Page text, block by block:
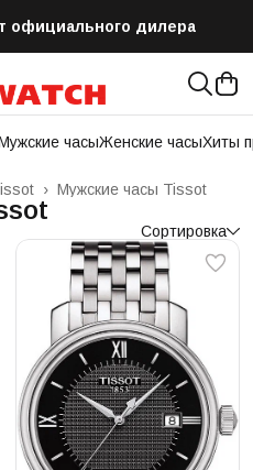
официального дилера
часыЖенские часыХиты
Мужские часы Tissot
›
Сортировка